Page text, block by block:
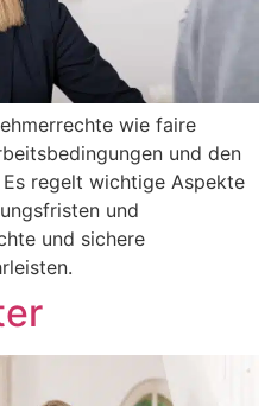
wie faire
und den
regelt wichtige Aspekte
und
und sichere